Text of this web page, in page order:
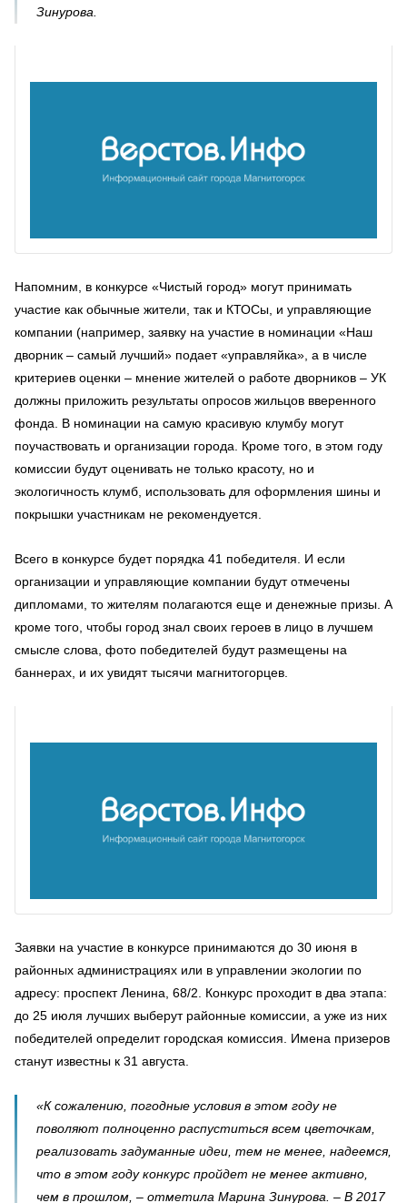
Зинурова.
Напомним, в конкурсе «Чистый город» могут принимать
участие как обычные жители, так и КТОСы, и управляющие
компании (например, заявку на участие в номинации «Наш
дворник – самый лучший» подает «управляйка», а в числе
критериев оценки – мнение жителей о работе дворников – УК
должны приложить результаты опросов жильцов вверенного
фонда. В номинации на самую красивую клумбу могут
поучаствовать и организации города. Кроме того, в этом году
комиссии будут оценивать не только красоту, но и
экологичность клумб, использовать для оформления шины и
покрышки участникам не рекомендуется.
Всего в конкурсе будет порядка 41 победителя. И если
организации и управляющие компании будут отмечены
дипломами, то жителям полагаются еще и денежные призы. А
кроме того, чтобы город знал своих героев в лицо в лучшем
смысле слова, фото победителей будут размещены на
баннерах, и их увидят тысячи магнитогорцев.
Заявки на участие в конкурсе принимаются до 30 июня в
районных администрациях или в управлении экологии по
адресу: проспект Ленина, 68/2. Конкурс проходит в два этапа:
до 25 июля лучших выберут районные комиссии, а уже из них
победителей определит городская комиссия. Имена призеров
станут известны к 31 августа.
«К сожалению, погодные условия в этом году не
поволяют полноценно распуститься всем цветочкам,
реализовать задуманные идеи, тем не менее, надеемся,
что в этом году конкурс пройдет не менее активно,
чем в прошлом, – отметила Марина Зинурова. – В 2017